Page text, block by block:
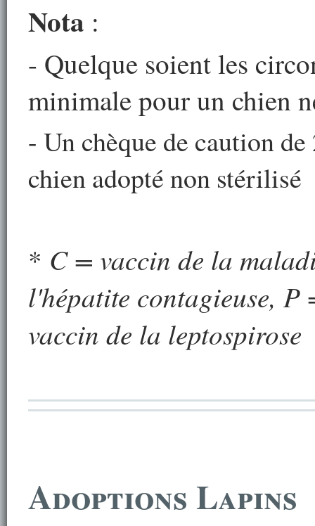
Nota :
- Quelque soient les
minimale pour un chien
- Un chèque de caution
chien adopté non stérilisé
* C = vaccin de la
l'hépatite contagieuse,
vaccin de la leptospirose
Adoptions Lapins